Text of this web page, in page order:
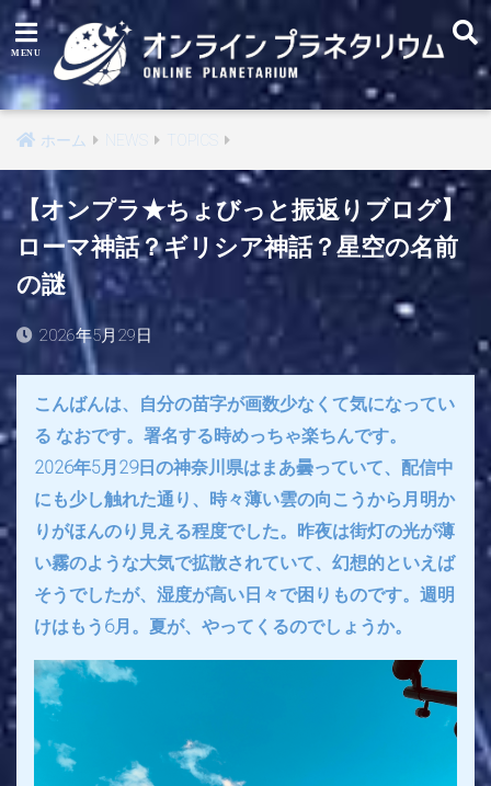
ホーム NEWS
【オンプラ★ちょびっと振返りブログ】
ローマ神話？ギリシア神話？星空の名前
の謎
2026年5月29日
こんばんは、自分の苗字が画数少なくて気になってい
る なおです。署名する時めっちゃ楽ちんです。
2026年5月29日の神奈川県はまあ曇っていて、配信中
にも少し触れた通り、時々薄い雲の向こうから月明か
りがほんのり見える程度でした。昨夜は街灯の光が薄
い霧のような大気で拡散されていて、幻想的といえば
そうでしたが、湿度が高い日々で困りものです。週明
けはもう6月。夏が、やってくるのでしょうか。